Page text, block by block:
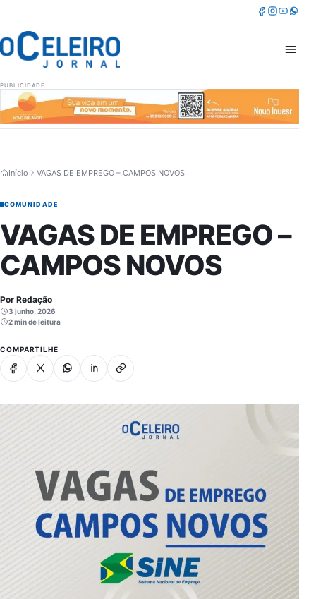
Facebook
Instagram
Youtube
PUBLICIDADE
Abrir
Início VAGAS DE EMPREGO – CAMPOS NOVOS
COMUNIDADE
VAGAS DE EMPREGO –
CAMPOS NOVOS
Por Redação
3 junho, 2026
2 min de leitura
COMPARTILHE
Facebook
X WhatsappLinkedinCopiar link